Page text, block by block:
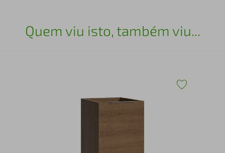
Quem viu isto, também viu...